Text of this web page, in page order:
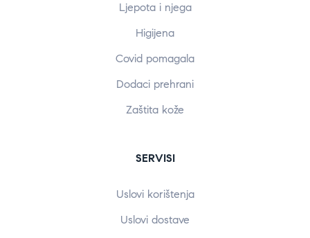
Ljepota i njega
Higijena
Covid pomagala
Dodaci prehrani
Zaštita kože
SERVISI
Uslovi korištenja
Uslovi dostave